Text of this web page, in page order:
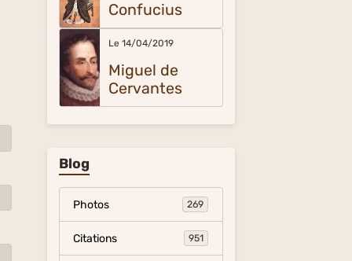
Confucius
Le 14/04/2019
Miguel de
Cervantes
Blog
Photos 269
Citations 951